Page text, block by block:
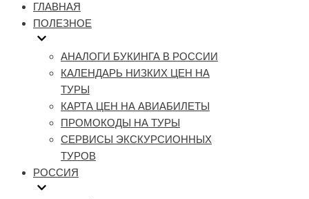
ГЛАВНАЯ
ПОЛЕЗНОЕ
АНАЛОГИ БУКИНГА В РОССИИ
КАЛЕНДАРЬ НИЗКИХ ЦЕН НА
ТУРЫ
КАРТА ЦЕН НА АВИАБИЛЕТЫ
ПРОМОКОДЫ НА ТУРЫ
СЕРВИСЫ ЭКСКУРСИОННЫХ
ТУРОВ
РОССИЯ